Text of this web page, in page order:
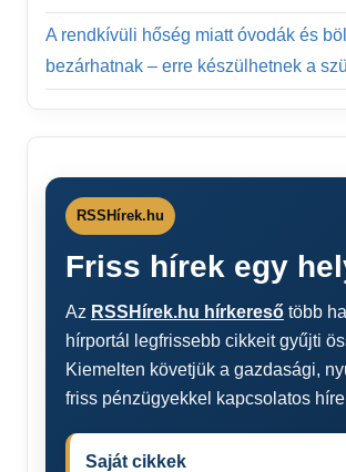
A rendkívüli hőség miatt óvodák és
bezárhatnak – erre készülhetnek a
RSSHírek.hu
Friss hírek egy
Az RSSHírek.hu hírkereső több
hírportál legfrissebb cikkeit gyűjti
Kiemelten követjük a gazdasági,
friss pénzügyekkel kapcsolatos
Saját cikkek